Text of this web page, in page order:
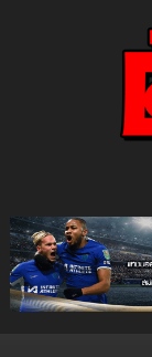
ติ่งเกา
สไตล์เ